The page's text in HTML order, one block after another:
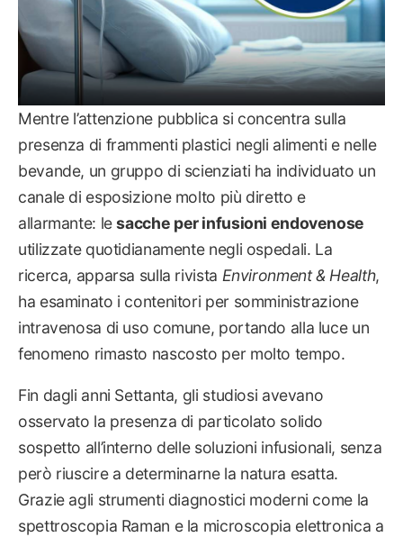
Mentre l’attenzione pubblica si concentra sulla
presenza di frammenti plastici negli alimenti e nelle
bevande, un gruppo di scienziati ha individuato un
canale di esposizione molto più diretto e
allarmante: lesacche per infusioni endovenose
utilizzate quotidianamente negli ospedali. La
ricerca, apparsa sulla rivista Environment & Health,
ha esaminato i contenitori per somministrazione
intravenosa di uso comune, portando alla luce un
fenomeno rimasto nascosto per molto tempo.
Fin dagli anni Settanta, gli studiosi avevano
osservato la presenza di particolato solido
sospetto all’interno delle soluzioni infusionali, senza
però riuscire a determinarne la natura esatta.
Grazie agli strumenti diagnostici moderni come la
spettroscopia Raman e la microscopia elettronica a